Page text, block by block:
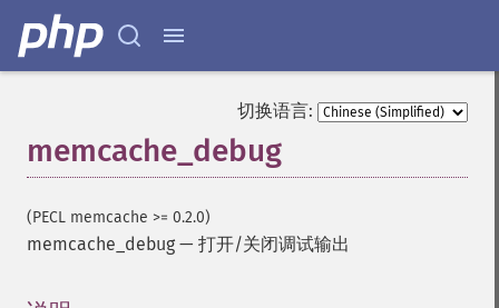
切换语言:
memcache_debug
(PECL memcache >= 0.2.0)
memcache_debug — 打开/关闭调试输出